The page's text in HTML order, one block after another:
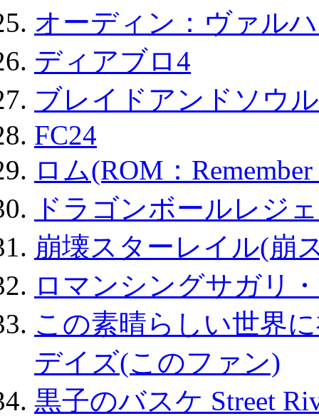
オーディン：ヴァル
ディアブロ4
ブレイドアンドソウ
FC24
ロム(ROM：
ドラゴンボールレジ
崩壊スターレイル(崩
ロマンシングサガリ
この素晴らしい世界
デイズ(このファン)
黒子のバスケ Street